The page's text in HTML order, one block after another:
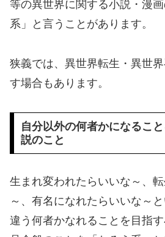
等の異世界に関する小説・漫
系」と言うことがあります。
狭義では、異世界転生・異世
す場合もあります。
自分以外の何者かになるこ
説のこと
生まれ変われたらいいな～、
～、有名になれたらいいな～
違う何者かなれることを目指